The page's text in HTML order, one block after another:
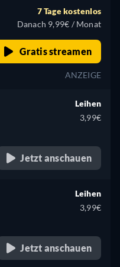
7 Tage kostenlos
Danach 9,99€ / Monat
Gratis streamen
ANZEIGE
Leihen
3,99€
Jetzt anschauen
Leihen
3,99€
Jetzt anschauen